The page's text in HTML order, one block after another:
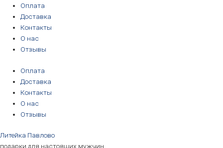
Перейти
содержимому
Оплата
Доставка
Контакты
О нас
Отзывы
Оплата
Доставка
Контакты
О нас
Отзывы
Литейка Павлово
подарки для настоящих мужчин
Количество
товара
Стопки
"Доктор
АЙБОЛИТ"
ручная
работа
Первоначальная
цена
составляла
Первоначальная
цена
составляла
Первоначальная
цена
составляла
Первоначальная
цена
составляла